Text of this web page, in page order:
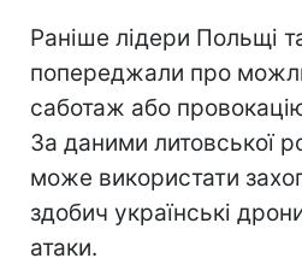
Раніше лідери Польщі
попереджали про
саботаж або провокацію
За даними литовської
може використати
здобич українські
атаки.